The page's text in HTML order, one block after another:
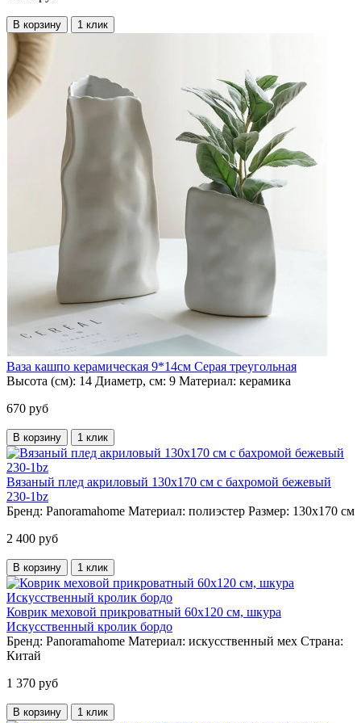
В корзину 1 клик
Ваза кашпо керамическая 9*14см Серая треугольная
Высота (см): 14 Диаметр, см: 9 Материал: керамика
670 руб
В корзину 1 клик
Вязаный плед акриловый 130х170 см с бахромой бежевый
230-1bz
Бренд: Panoramahome Материал: полиэстер Размер: 130х170 см
2 400 руб
В корзину 1 клик
Коврик меховой прикроватный 60х120 см, шкура
Искусственный кролик бордо
Бренд: Panoramahome Материал: искусственный мех Страна:
Китай
1 370 руб
В корзину 1 клик